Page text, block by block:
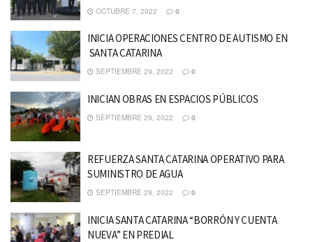
OCTUBRE 7, 2022 0
INICIA OPERACIONES CENTRO DE AUTISMO EN
SANTA CATARINA
SEPTIEMBRE 29, 2022 0
INICIAN OBRAS EN ESPACIOS PÚBLICOS
SEPTIEMBRE 29, 2022 0
REFUERZA SANTA CATARINA OPERATIVO PARA
SUMINISTRO DE AGUA
SEPTIEMBRE 29, 2022 0
INICIA SANTA CATARINA “BORRÓN Y CUENTA
NUEVA” EN PREDIAL